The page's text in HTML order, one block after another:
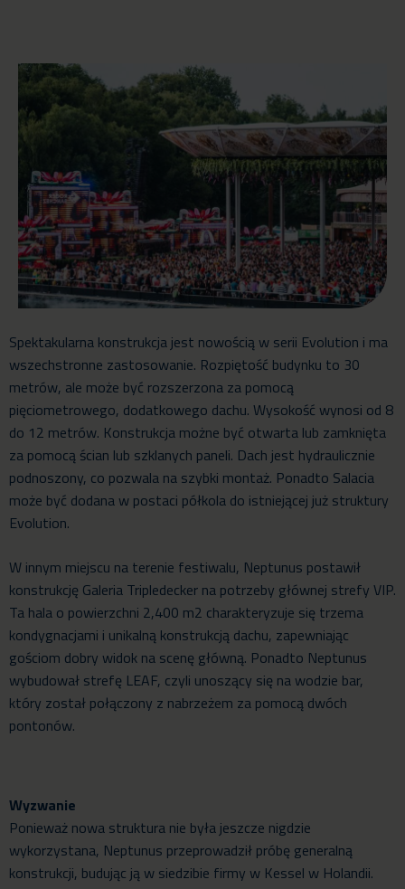
Spektakularna konstrukcja jest nowością w serii Evolution i ma
wszechstronne zastosowanie. Rozpiętość budynku to 30
metrów, ale może być rozszerzona za pomocą
pięciometrowego, dodatkowego dachu. Wysokość wynosi od 8
do 12 metrów. Konstrukcja możne być otwarta lub zamknięta
za pomocą ścian lub szklanych paneli. Dach jest hydraulicznie
podnoszony, co pozwala na szybki montaż. Ponadto Salacia
może być dodana w postaci półkola do istniejącej już struktury
Evolution.
W innym miejscu na terenie festiwalu, Neptunus postawił
konstrukcję Galeria Tripledecker na potrzeby głównej strefy VIP.
Ta hala o powierzchni 2,400 m2 charakteryzuje się trzema
kondygnacjami i unikalną konstrukcją dachu, zapewniając
gościom dobry widok na scenę główną. Ponadto Neptunus
wybudował strefę LEAF, czyli unoszący się na wodzie bar,
który został połączony z nabrzeżem za pomocą dwóch
pontonów.
Wyzwanie
Ponieważ nowa struktura nie była jeszcze nigdzie
wykorzystana, Neptunus przeprowadził próbę generalną
konstrukcji, budując ją w siedzibie firmy w Kessel w Holandii.